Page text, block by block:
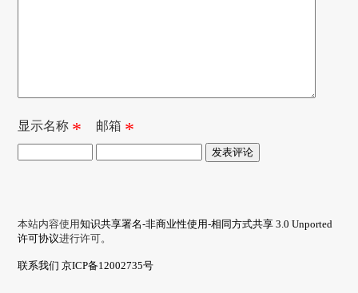
显示名称 * 邮箱 *
本站内容使用知识共享署名-非商业性使用-相同方式共享 3.0 Unported
许可协议进行许可。
联系我们 京ICP备12002735号